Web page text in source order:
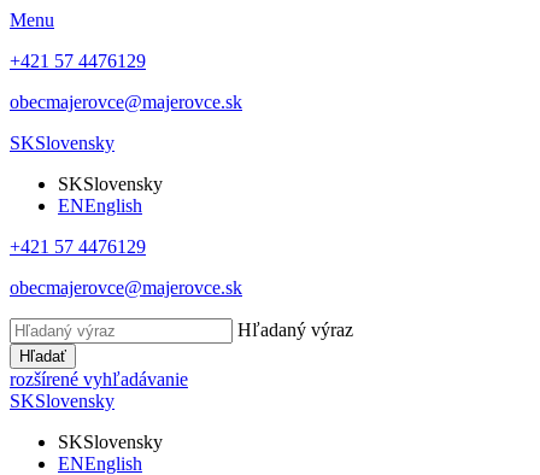
Menu
+421 57 4476129
obecmajerovce@majerovce.sk
SKSlovensky
SKSlovensky
ENEnglish
+421 57 4476129
obecmajerovce@majerovce.sk
Hľadaný výraz
Hľadať
rozšírené vyhľadávanie
SKSlovensky
SKSlovensky
ENEnglish